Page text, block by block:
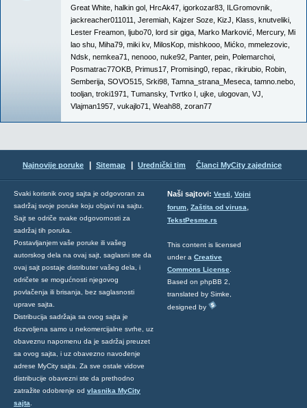
Great White halkin gol HrcAk47 igorkozar83 ILGromovnik
jackreacher011011
Jeremiah Kajzer Soze KizJ Klass knutveliki
Lester Freamon ljubo70 lord sir giga Marko Marković Mercury, Mi
lao shu Miha79 miki kv, MilosKop mishkooo Mićko mmelezovic
Ndsk nemkea71 nenooo nuke92 Panter, pein Polemarchoi
Posmatrac77OKB Primus17 Promising0 repac rikirubio Robin
Semberija SOVO515 Srki98 Tamna_strana_Meseca tamno.nebo
tooljan troki1971 Tumansky, Tvrtko I ujke ulogovan VJ
Vlajman1957 vukajlo71 Weah88 zoran77
Najnovije poruke Sitemap Urednički tim Članci MyCity zajednice
Svaki korisnik ovog sajta je odgovoran za
sadržaj svoje poruke koju objavi na sajtu.
Sajt se odriče svake odgovornosti za
sadržaj tih poruka.
Postavljanjem vaše poruke ili vašeg
autorskog dela na ovaj sajt, saglasni ste da
ovaj sajt postaje distributer vašeg dela, i
odričete se mogućnosti njegovog
povlačenja ili brisanja, bez saglasnosti
uprave sajta.
Distribucija sadržaja sa ovog sajta je
dozvoljena samo u nekomercijalne svrhe, uz
obaveznu napomenu da je sadržaj preuzet
sa ovog sajta, i uz obavezno navođenje
adrese MyCity sajta. Za sve ostale vidove
distribucije obavezni ste da prethodno
zatražite odobrenje od vlasnika MyCity
sajta
Naši sajtovi: Vesti, Vojni
forum, Zaštita od virusa,
TekstPesme.rs
This content is licensed
under a Creative
Commons License
Based on phpBB 2,
translated by Simke,
designed by